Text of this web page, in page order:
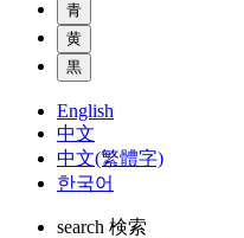
青
黄
黒
English
中文
中文(繁體字)
한국어
search 検索